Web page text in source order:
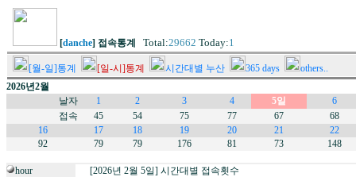
[danche] 접속통계 Total:29662 Today:1
[월-일]통계 [일-시]통계 시간대별 누산 365 days
others..
2026년2월
날자
1 2 3 4 5일
6
접속
45 54 75 77 67
68
16
17 18 19 20 21
22
92
79 79 176 81 73 148
hour
[2026년 2월 5일] 시간대별 접속횟수